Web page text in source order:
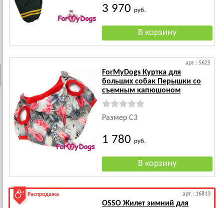
3 970 руб.
арт.: 5625
ForMyDogs Куртка для
больших собак Перышки со
съемным капюшоном
Размер C3
1 780 руб.
Распродажа арт.: 16813
OSSO Жилет зимний для